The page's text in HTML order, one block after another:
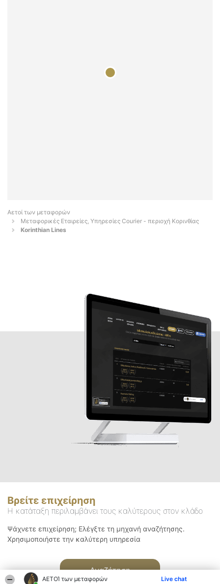
ΑΕΤΟΊ των μεταφορών Live chat
Αετοί των μεταφορών
Μεταφορικές Εταιρείες, Υπηρεσίες Courier - περιοχή Κορινθίας
Korinthian Lines
Βρείτε επιχείρηση
Η κατάταξη περιλαμβάνει τους καλύτερους στον κλάδο
Ψάχνετε επιχείρηση; Ελέγξτε τη μηχανή αναζήτησης.
Χρησιμοποιήστε την καλύτερη υπηρεσία
Αναζήτηση